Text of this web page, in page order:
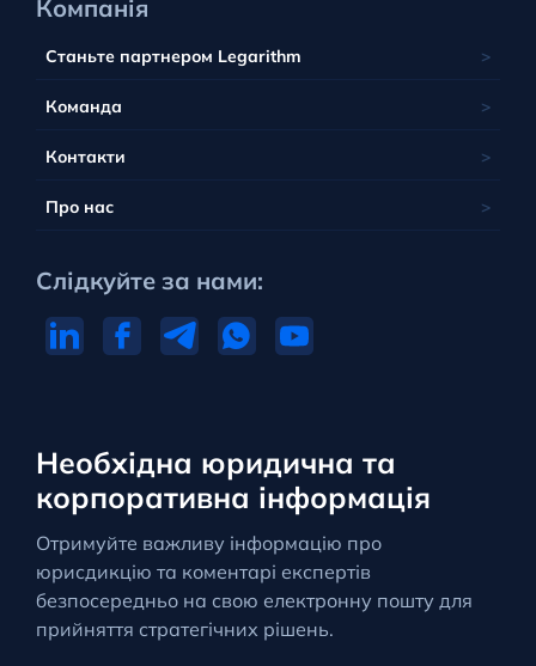
Необхідна юридична та
корпоративна інформація
Отримуйте важливу інформацію про
юрисдикцію та коментарі експертів
безпосередньо на свою електронну пошту для
прийняття стратегічних рішень.
Компанія
Станьте партнером Legarithm
Команда
Контакти
Про нас
Слідкуйте за нами: